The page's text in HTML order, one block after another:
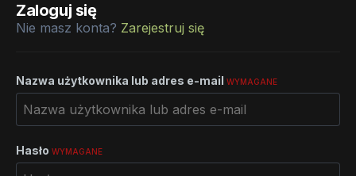
Zaloguj się
Nie masz konta? Zarejestruj się
Nazwa użytkownika lub adres e-mail WYMAGANE
Hasło WYMAGANE